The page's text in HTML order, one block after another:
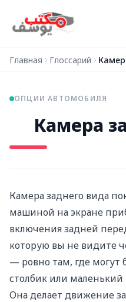
Главная Глоссарий
ОПЦИИ АВТОМОБИЛЯ
Камера
Камера заднего вида
машиной на экране
включения задней
которую вы не видите
— ровно там, где могут
столбик или маленький
Она делает движение